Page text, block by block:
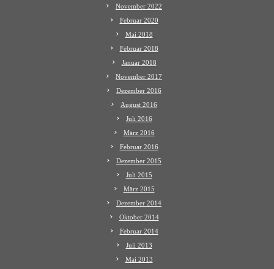
November 2022
Februar 2020
Mai 2018
Februar 2018
Januar 2018
November 2017
Dezember 2016
August 2016
Juli 2016
März 2016
Februar 2016
Dezember 2015
Juli 2015
März 2015
Dezember 2014
Oktober 2014
Februar 2014
Juli 2013
Mai 2013